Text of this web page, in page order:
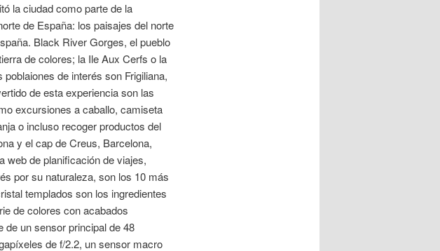
la ciudad como parte de la
de España: los paisajes del norte
Black River Gorges, el pueblo
de colores; la Ile Aux Cerfs o la
de interés son Frigiliana,
de esta experiencia son las
excursiones a caballo, camiseta
o incluso recoger productos del
y el cap de Creus, Barcelona,
web de planificación de viajes,
por su naturaleza, son los 10 más
templados son los ingredientes
de colores con acabados
de un sensor principal de 48
de f/2.2, un sensor macro